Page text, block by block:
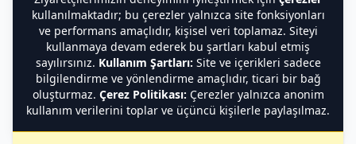
kullanılmaktadır; bu çerezler yalnızca site fonksiyonları
ve performans amaçlıdır, kişisel veri toplamaz. Siteyi
kullanmaya devam ederek bu şartları kabul etmiş
sayılırsınız. Kullanım Şartları: Site ve içerikleri sadece
bilgilendirme ve yönlendirme amaçlıdır, ticari bir bağ
oluşturmaz. Çerez Politikası: Çerezler yalnızca anonim
kullanım verilerini toplar ve üçüncü kişilerle paylaşılmaz.